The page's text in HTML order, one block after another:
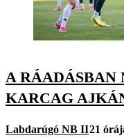
A RÁADÁSBAN
KARCAG
Labdarúgó NB II21